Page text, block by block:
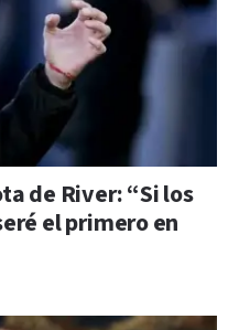
de River: “Si los
el primero en